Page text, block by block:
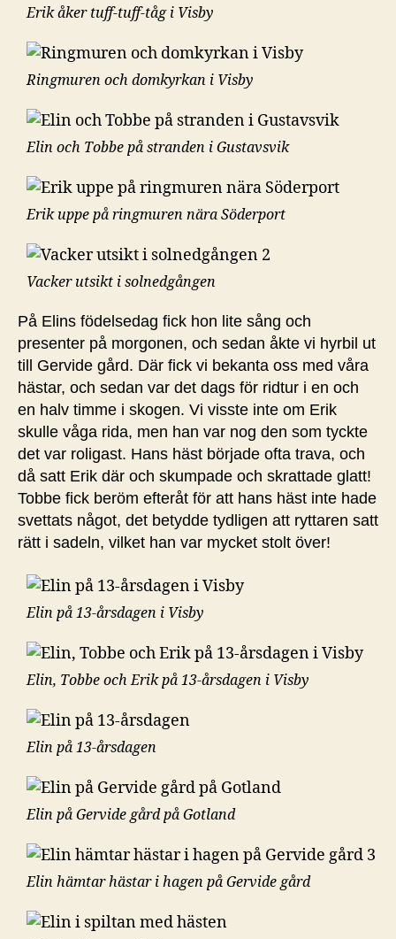
Erik åker tuff-tuff-tåg i Visby
Ringmuren och domkyrkan i Visby
Elin och Tobbe på stranden i Gustavsvik
Erik uppe på ringmuren nära Söderport
Vacker utsikt i solnedgången
På Elins födelsedag fick hon lite sång och
presenter på morgonen, och sedan åkte vi hyrbil ut
till Gervide gård. Där fick vi bekanta oss med våra
hästar, och sedan var det dags för ridtur i en och
en halv timme i skogen. Vi visste inte om Erik
skulle våga rida, men han var nog den som tyckte
det var roligast. Hans häst började ofta trava, och
då satt Erik där och skumpade och skrattade glatt!
Tobbe fick beröm efteråt för att hans häst inte hade
svettats något, det betydde tydligen att ryttaren satt
rätt i sadeln, vilket han var mycket stolt över!
Elin på 13-årsdagen i Visby
Elin, Tobbe och Erik på 13-årsdagen i Visby
Elin på 13-årsdagen
Elin på Gervide gård på Gotland
Elin hämtar hästar i hagen på Gervide gård